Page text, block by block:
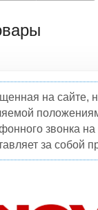
на сайте,
звонка
за